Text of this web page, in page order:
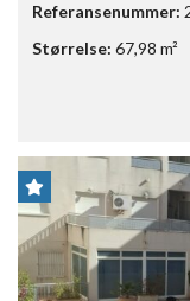
Referansenummer:
Størrelse: 67,98 m²